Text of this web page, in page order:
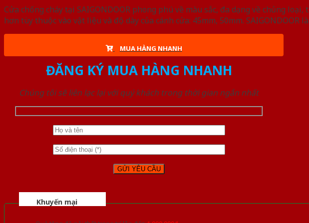
Cửa chống cháy tại SAIGONDOOR phong phú về màu sắc, đa dạng về chủng
hơn tùy thuộc vào vật liệu và độ dày của cánh cửa: 45mm, 50mm. SAIGONDOOR
MUA HÀNG NHANH
ĐĂNG KÝ MUA HÀNG NHANH
Chúng tôi sẽ liên lạc lại với quý khách trong thời gian ngắn nhất
Khuyến mại